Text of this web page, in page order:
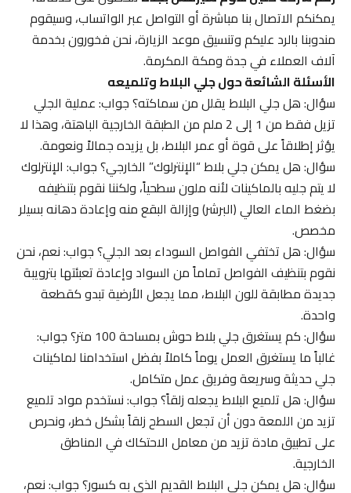
يمكنكم الاتصال بنا مباشرة أو التواصل عبر الواتساب، وسيقوم
مندوبنا بالرد عليكم وتنسيق موعد الزيارة، نحن فخورون بخدمة
آلاف العملاء في جدة ومكة المكرمة.
الأسئلة الشائعة حول جلي البلاط وتلميعه
سؤال: هل جلي البلاط يقلل من سماكته؟ جواب: عملية الجلي
تزيل فقط من 1 إلى 2 ملم من الطبقة الخارجية الباهتة، وهذا لا
يؤثر إطلاقاً على قوة أو عمر البلاط، بل يزيده جمالاً ونعومة.
سؤال: هل يمكن جلي بلاط “الإنترلوك” الخارجي؟ جواب: الإنترلوك
لا يتم جليه بالماكينات لأنه ملون سطحياً، ولكننا نقوم بتنظيفه
بضغط الماء العالي (البرشر) وإزالة البقع منه وإعادة دهانه بسيلر
مخصص.
سؤال: هل تختفي الفواصل السوداء بعد الجلي؟ جواب: نعم، نحن
نقوم بتنظيف الفواصل تماماً من السواد وإعادة تعبئتها بترويبة
جديدة مطابقة للون البلاط، مما يجعل الأرضية تبدو كقطعة
واحدة.
سؤال: كم يستغرق جلي بلاط حوش بمساحة 100 متر؟ جواب:
غالباً ما يستغرق العمل يوماً كاملاً بفضل استخدامنا لماكينات
جلي حديثة وسريعة وفريق عمل متكامل.
سؤال: هل تلميع البلاط يجعله زلقاً؟ جواب: نستخدم مواد تلميع
تزيد من اللمعة دون أن تجعل السطح زلقاً بشكل خطر، ونحرص
على تطبيق مادة تزيد من معامل الاحتكاك في المناطق
الخارجية.
سؤال: هل يمكن جلي البلاط القديم الذي به كسور؟ جواب: نعم،